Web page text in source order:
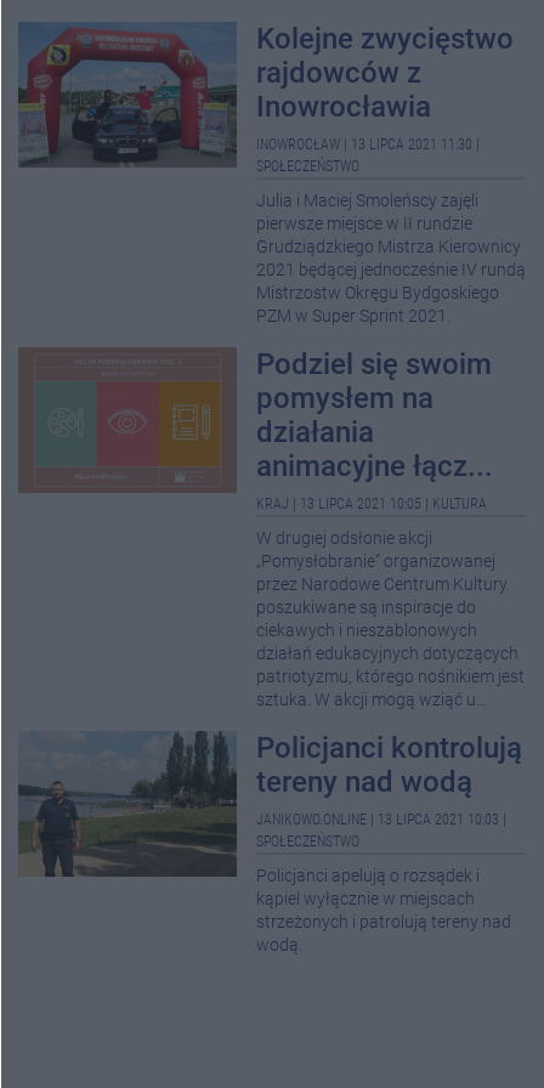
Kolejne zwycięstwo
rajdowców z
Inowrocławia
INOWROCŁAW 13 LIPCA 2021 11:30
SPOŁECZEŃSTWO
Julia i Maciej Smoleńscy zajęli
pierwsze miejsce w II rundzie
Grudziądzkiego Mistrza Kierownicy
2021 będącej jednocześnie IV rundą
Mistrzostw Okręgu Bydgoskiego
PZM w Super Sprint 2021.
Podziel się swoim
pomysłem na
działania
animacyjne łącz...
KRAJ 13 LIPCA 2021 10:05 KULTURA
W drugiej odsłonie akcji
„Pomysłobranie” organizowanej
przez Narodowe Centrum Kultury
poszukiwane są inspiracje do
ciekawych i nieszablonowych
działań edukacyjnych dotyczących
patriotyzmu, którego nośnikiem jest
sztuka. W akcji mogą wziąć u...
Policjanci kontrolują
tereny nad wodą
JANIKOWO.ONLINE 13 LIPCA 2021 10:03
SPOŁECZEŃSTWO
Policjanci apelują o rozsądek i
kąpiel wyłącznie w miejscach
strzeżonych i patrolują tereny nad
wodą.